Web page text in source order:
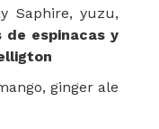
Saphire, yuzu,
de espinacas y
ginger ale